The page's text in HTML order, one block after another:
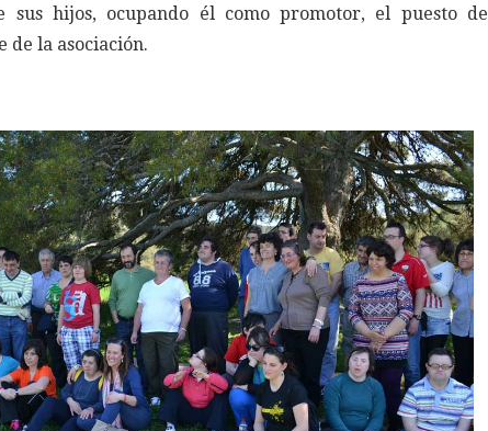
sus hijos, ocupando él como promotor, el puesto de
la asociación.